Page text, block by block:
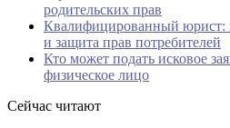
родительских прав
Квалифицированный юрист:
и защита прав потребителей
Кто может подать исковое
физическое лицо
Сейчас читают